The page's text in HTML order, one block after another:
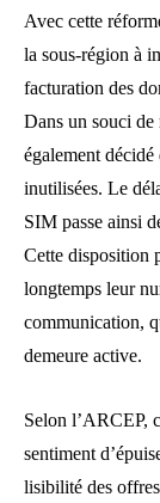
Avec cette
la sous-région à
facturation des
Dans un souci de
également
inutilisées. Le
SIM passe ainsi
Cette disposition
longtemps leur
communication,
demeure active.
Selon l’ARCEP,
sentiment
lisibilité des